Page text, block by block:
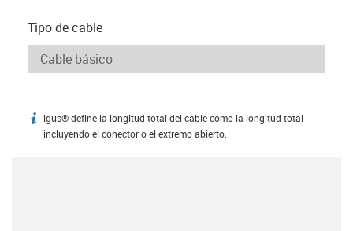
Tipo de cable
igus-icon-info
igus® define la longitud total del cable como la longitud total
incluyendo el conector o el extremo abierto.